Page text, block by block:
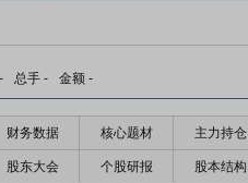
- 总手 - 金额 -
财务数据 核心题材 主力持仓
股东大会 个股研报 股本结构